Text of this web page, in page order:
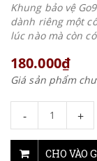
Khung bảo vệ
dành riêng một
lúc nào mà còn
180.000₫
Giá sản phẩm
- +
CHO VÀO